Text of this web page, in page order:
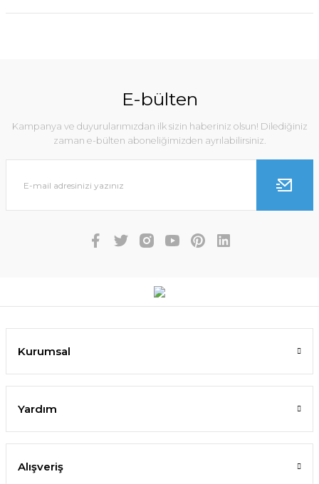
E-bülten
Kampanya ve duyurularımızdan ilk sizin haberiniz olsun! Dilediğiniz
zaman e-bülten aboneliğimizden ayrılabilirsiniz.
Kurumsal
Yardım
Alışveriş